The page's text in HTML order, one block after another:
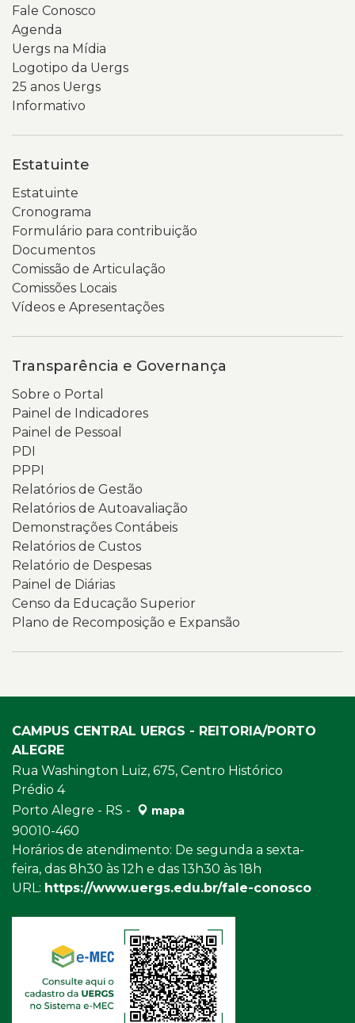
Fale Conosco
Agenda
Uergs na Mídia
Logotipo da Uergs
25 anos Uergs
Informativo
Estatuinte
Estatuinte
Cronograma
Formulário para contribuição
Documentos
Comissão de Articulação
Comissões Locais
Vídeos e Apresentações
Transparência e Governança
Sobre o Portal
Painel de Indicadores
Painel de Pessoal
PDI
PPPI
Relatórios de Gestão
Relatórios de Autoavaliação
Demonstrações Contábeis
Relatórios de Custos
Relatório de Despesas
Painel de Diárias
Censo da Educação Superior
Plano de Recomposição e Expansão
CAMPUS CENTRAL UERGS - REITORIA/PORTO
ALEGRE
Rua Washington Luiz, 675, Centro Histórico
Prédio 4
Porto Alegre - RS -
mapa
90010-460
Horários de atendimento: De segunda a sexta-
feira, das 8h30 às 12h e das 13h30 às 18h
URL: https://www.uergs.edu.br/fale-conosco